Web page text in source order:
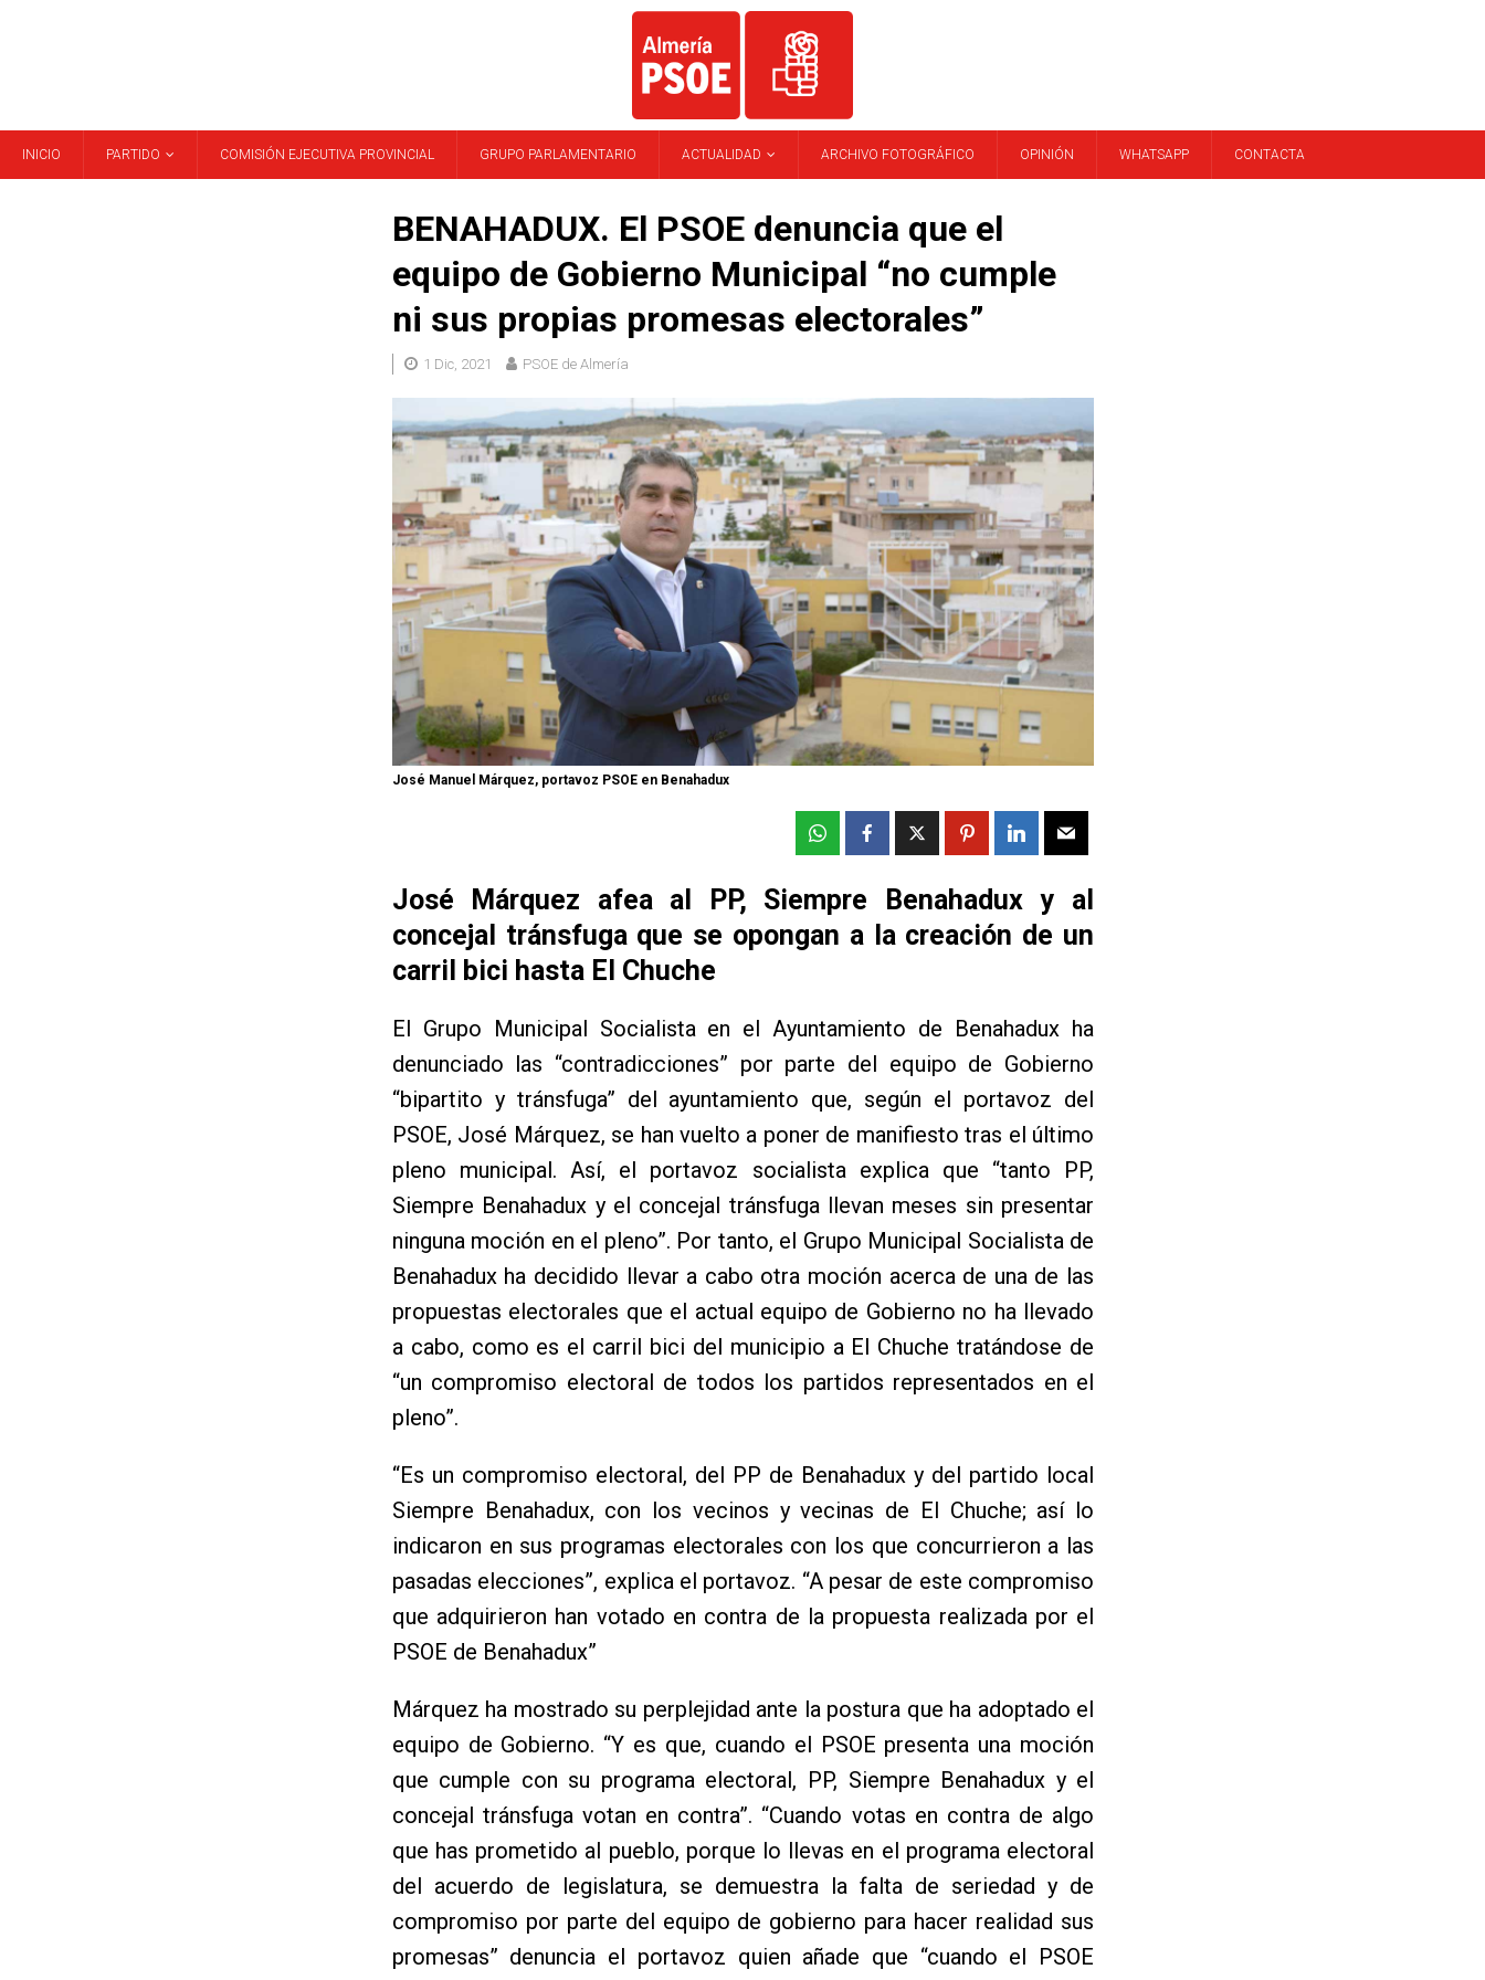
INICIO PARTIDO COMISIÓN EJECUTIVA PROVINCIAL GRUPO PARLAMENTARIO ACTUALIDAD ARCHIVO FOTOGRÁFICO OPINIÓN WHATSAPP CONTACTA
BENAHADUX. El PSOE denuncia que el
equipo de Gobierno Municipal “no cumple
ni sus propias promesas electorales”
1 Dic, 2021 PSOE de Almería
José Manuel Márquez, portavoz PSOE en Benahadux
José Márquez afea al PP, Siempre Benahadux y al
concejal tránsfuga que se opongan a la creación de un
carril bici hasta El Chuche
El Grupo Municipal Socialista en el Ayuntamiento de Benahadux ha
denunciado las “contradicciones” por parte del equipo de Gobierno
“bipartito y tránsfuga” del ayuntamiento que, según el portavoz del
PSOE, José Márquez, se han vuelto a poner de manifiesto tras el último
pleno municipal. Así, el portavoz socialista explica que “tanto PP,
Siempre Benahadux y el concejal tránsfuga llevan meses sin presentar
ninguna moción en el pleno”. Por tanto, el Grupo Municipal Socialista de
Benahadux ha decidido llevar a cabo otra moción acerca de una de las
propuestas electorales que el actual equipo de Gobierno no ha llevado
a cabo, como es el carril bici del municipio a El Chuche tratándose de
“un compromiso electoral de todos los partidos representados en el
pleno”.
“Es un compromiso electoral, del PP de Benahadux y del partido local
Siempre Benahadux, con los vecinos y vecinas de El Chuche; así lo
indicaron en sus programas electorales con los que concurrieron a las
pasadas elecciones”, explica el portavoz. “A pesar de este compromiso
que adquirieron han votado en contra de la propuesta realizada por el
PSOE de Benahadux”
Márquez ha mostrado su perplejidad ante la postura que ha adoptado el
equipo de Gobierno. “Y es que, cuando el PSOE presenta una moción
que cumple con su programa electoral, PP, Siempre Benahadux y el
concejal tránsfuga votan en contra”. “Cuando votas en contra de algo
que has prometido al pueblo, porque lo llevas en el programa electoral
del acuerdo de legislatura, se demuestra la falta de seriedad y de
compromiso por parte del equipo de gobierno para hacer realidad sus
promesas” denuncia el portavoz quien añade que “cuando el PSOE